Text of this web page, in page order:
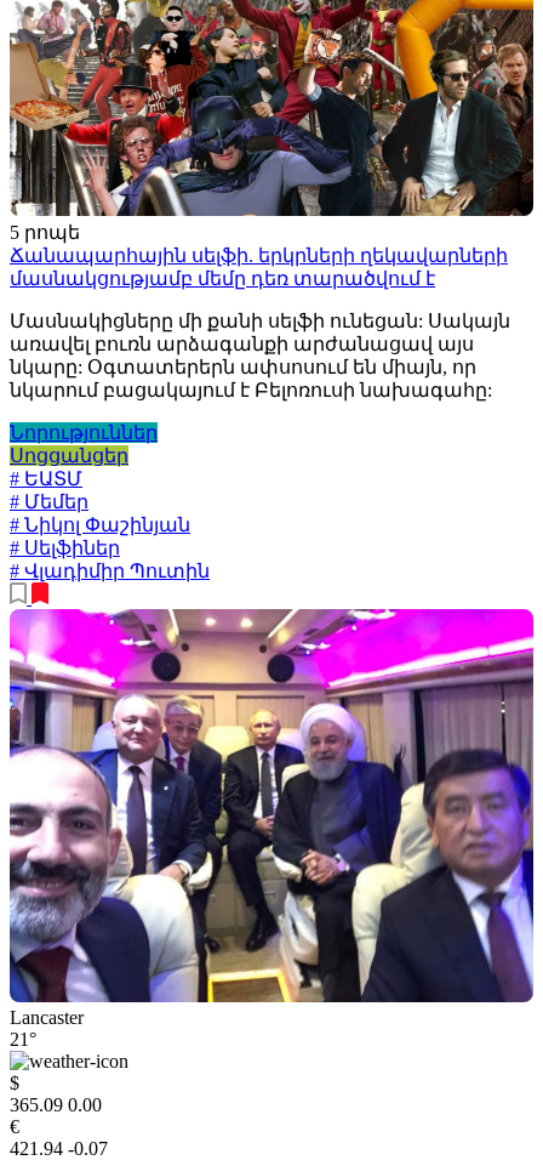
5 րոպե
Ճանապարհային սելֆի. երկրների ղեկավարների
մասնակցությամբ մեմը դեռ տարածվում է
Մասնակիցները մի քանի սելֆի ունեցան: Սակայն
առավել բուռն արձագանքի արժանացավ այս
նկարը: Օգտատերերն ափսոսում են միայն, որ
նկարում բացակայում է Բելոռուսի նախագահը:
Նորություններ
Սոցցանցեր
# ԵԱՏՄ
# Մեմեր
# Նիկոլ Փաշինյան
# Սելֆիներ
# Վլադիմիր Պուտին
Lancaster
21°
$
365.09 0.00
€
421.94 -0.07